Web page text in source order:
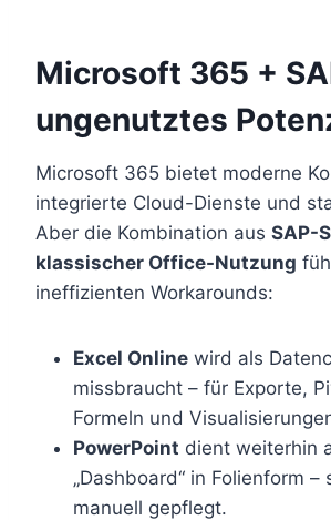
Microsoft 365 +
ungenutztes
Microsoft 365 bietet moderne
integrierte Cloud-Dienste und
Aber die Kombination aus SAP-
klassischer Office-Nutzung
ineffizienten Workarounds:
Excel Online wird als
missbraucht – für Exporte,
Formeln und
PowerPoint dient weiterhin
„Dashboard“ in Folienform –
manuell gepflegt.